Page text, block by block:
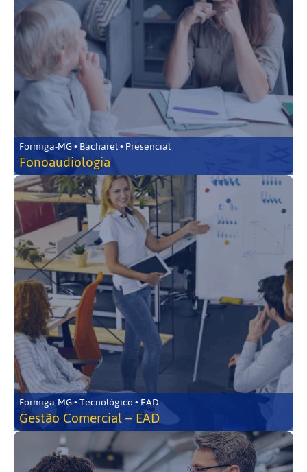
Formiga-MG • Bacharel • Presencial
Fonoaudiologia
Formiga-MG • Tecnológico • EAD
Gestão Comercial – EAD